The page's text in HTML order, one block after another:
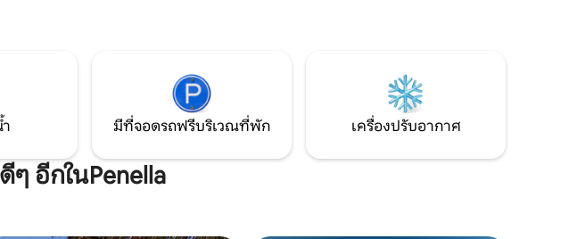
ตัวสูงสุดและมีเพื่อนบ้านน้อย
เพียง 12 -15 กม. บ้านพักแห่งนี้ตั้งอยู่ภายใน
มีที่จอดรถฟรีบริเวณที่พัก เครื่องปรับอากาศ
อีกในPenella